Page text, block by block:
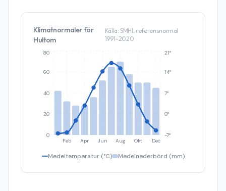
Klimatnormaler för
Hultom
Källa: SMHI, referensnormal
1991–2020
Feb Apr Jun Aug Okt Dec
0
20
40
60
80
-7°
0°
7°
14°
21°
Medeltemperatur (°C) Medelnederbörd (mm)